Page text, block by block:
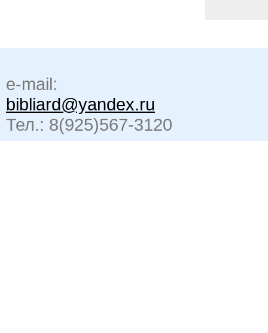
e-mail:
bibliard@yandex.ru
Тел.: 8(925)567-3120